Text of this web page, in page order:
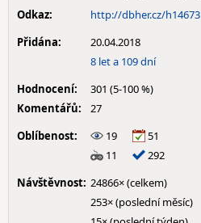
Odkaz:
http://dbher.cz/h14673
Přidána:
20.04.2018
8 let a 109 dní
Hodnocení:
301 (5-100 %)
Komentářů:
27
Oblíbenost:
19
51
11
292
Návštěvnost: 24866× (celkem)
253× (poslední měsíc)